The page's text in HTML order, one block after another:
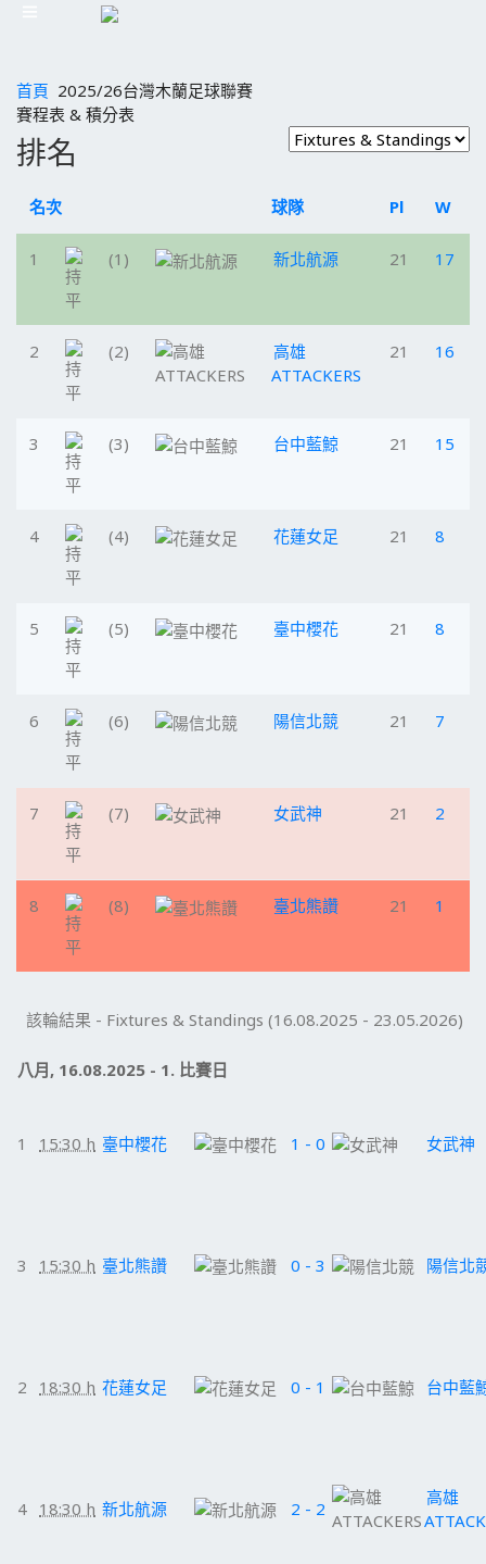
首頁 2025/26台灣木蘭足球聯賽
賽程表 & 積分表
排名
名次 球隊 Pl W
1 (1) 新北航源 21 17
2 (2)
高雄
ATTACKERS
21 16
3 (3) 台中藍鯨 21 15
4 (4) 花蓮女足 21 8
5 (5) 臺中櫻花 21 8
6 (6) 陽信北競 21 7
7 (7) 女武神 21 2
8 (8) 臺北熊讚 21 1
該輪結果 - Fixtures & Standings (16.08.2025 - 23.05.2026)
八月, 16.08.2025 - 1. 比賽日
1 15:30 h 臺中櫻花 1 - 0 女武神
3 15:30 h 臺北熊讚 0 - 3 陽信北
2 18:30 h 花蓮女足 0 - 1 台中藍
4 18:30 h 新北航源 2 - 2
高雄